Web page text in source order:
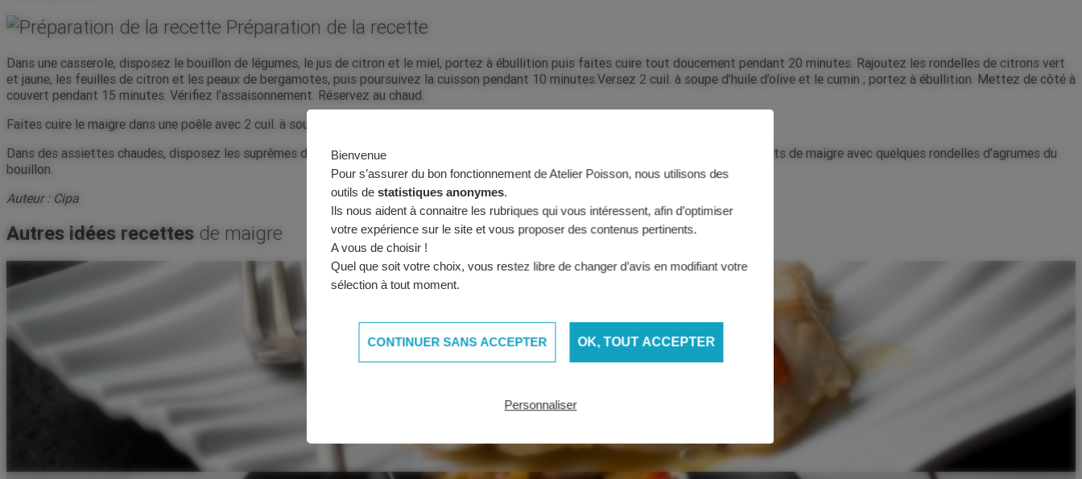
Préparation de la recette
Dans une casserole, disposez le bouillon de légumes, le jus de citron et le miel, portez à ébullition puis faites cuire tout doucement pendant 20 minutes. Rajoutez les rondelles de citrons vert
et jaune, les feuilles de citron et les peaux de bergamotes, puis poursuivez la cuisson pendant 10 minutes.Versez 2 cuil. à soupe d’huile d’olive et le cumin ; portez à ébullition. Mettez de côté à
couvert pendant 15 minutes. Vérifiez l’assaisonnement. Réservez au chaud.
Faites cuire le maigre dans une poêle avec 2 cuil. à soupe d’huile d’olive 5 minutes de chaque côté, assaisonnez avec de la fleur de sel.
Dans des assiettes chaudes, disposez les suprêmes de pamplemousse dans le fond, versez le bouillon chaud dessus puis déposez les filets de maigre avec quelques rondelles d’agrumes du
bouillon.
Auteur : Cipa
Autres idées recettes de maigre
Bienvenue
Pour s’assurer du bon fonctionnement de Atelier Poisson, nous utilisons des
outils destatistiques anonymes.
Ils nous aident à connaitre les rubriques qui vous intéressent, afin d’optimiser
votre expérience sur le site et vous proposer des contenus pertinents.
A vous de choisir !
Quel que soit votre choix, vous restez libre de changer d’avis en modifiant votre
sélection à tout moment.
OK, TOUT ACCEPTER
CONTINUER SANS ACCEPTER
Personnaliser